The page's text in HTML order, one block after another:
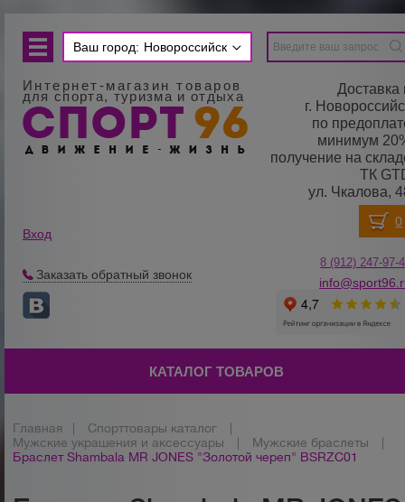
Ваш город: Новороссийск
Интернет-магазин товаров
для спорта, туризма и отдыха
Доставка
г.
по
минимум
получение на
ТК
ул. Чкалова,
Вход
Заказать обратный звонок
8 (912) 247-97-
КАТАЛОГ ТОВАРОВ
Главная Спорттовары каталог
Мужские украшения и аксессуары
Мужские браслеты
Браслет Shambala MR JONES "Золотой череп" BSRZC01